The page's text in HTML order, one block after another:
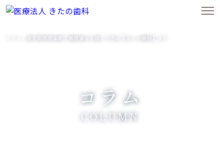
コラム
COLUMN
コラム｜東大阪市荒本駅で歯医者をお探しの方は【きたの歯科】まで